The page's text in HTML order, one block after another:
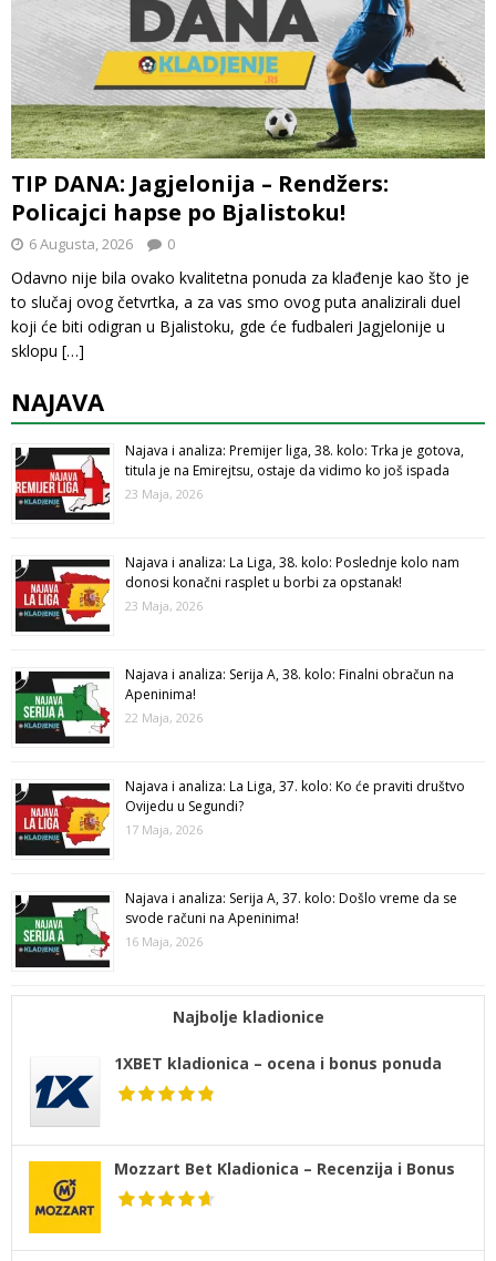
TIP DANA: Jagjelonija – Rendžers:
Policajci hapse po Bjalistoku!
6 Augusta, 2026 0
Odavno nije bila ovako kvalitetna ponuda za klađenje kao što je
to slučaj ovog četvrtka, a za vas smo ovog puta analizirali duel
koji će biti odigran u Bjalistoku, gde će fudbaleri Jagjelonije u
sklopu […]
NAJAVA
Najava i analiza: Premijer liga, 38. kolo: Trka je gotova,
titula je na Emirejtsu, ostaje da vidimo ko još ispada
23 Maja, 2026
Najava i analiza: La Liga, 38. kolo: Poslednje kolo nam
donosi konačni rasplet u borbi za opstanak!
23 Maja, 2026
Najava i analiza: Serija A, 38. kolo: Finalni obračun na
Apeninima!
22 Maja, 2026
Najava i analiza: La Liga, 37. kolo: Ko će praviti društvo
Ovijedu u Segundi?
17 Maja, 2026
Najava i analiza: Serija A, 37. kolo: Došlo vreme da se
svode računi na Apeninima!
16 Maja, 2026
Najbolje kladionice
1XBET kladionica – ocena i bonus ponuda
Mozzart Bet Kladionica – Recenzija i Bonus